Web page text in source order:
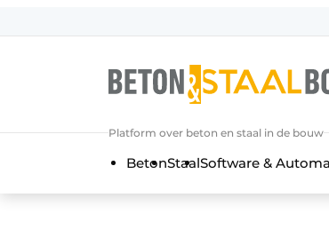
Algemene voorwaarden
Beton & Staalbouw |
Platform over beton en staal in de bouw
BetonStaalSoftware &